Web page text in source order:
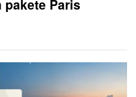
Paris